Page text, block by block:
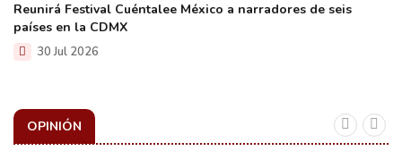
Reunirá Festival Cuéntalee México a narradores de seis
países en la CDMX
30 Jul 2026
OPINIÓN